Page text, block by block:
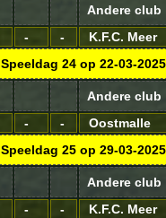
Andere club
- - K.F.C. Meer
Speeldag 24 op 22-03-2025
Andere club
- - Oostmalle
Speeldag 25 op 29-03-2025
Andere club
- - K.F.C. Meer